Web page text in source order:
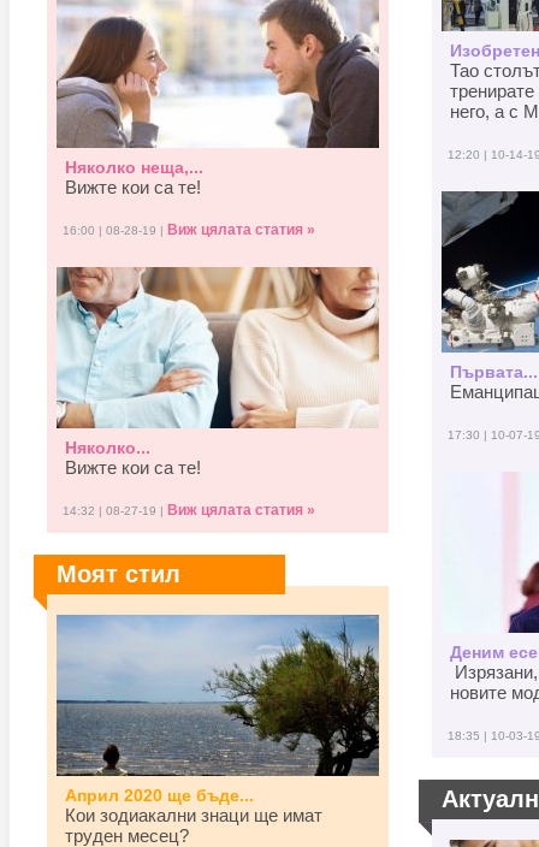
Няколко неща,...
Вижте кои са те!
16:00 | 08-28-19 | Виж цялата статия »
Няколко...
Вижте кои са те!
14:32 | 08-27-19 | Виж цялата статия »
Моят стил
Април 2020 ще бъде...
Кои зодиакални знаци ще имат
труден месец?
Тао
него, а с
12:20 | 10-14-
Първата...
17:30 | 10-07-
Деним
новите
18:35 | 10-03-